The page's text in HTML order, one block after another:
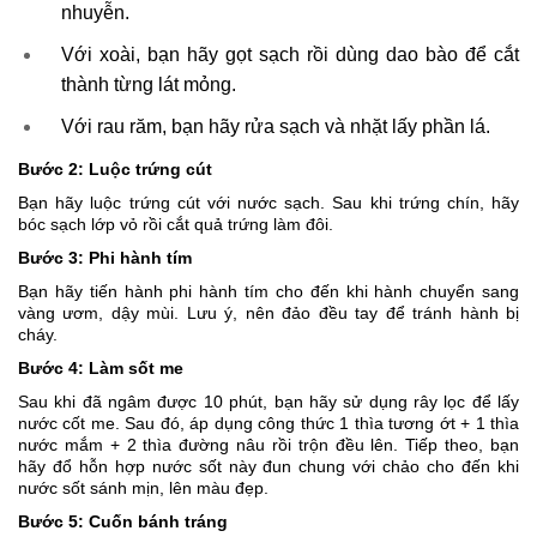
nhuyễn.
Với xoài, bạn hãy gọt sạch rồi dùng dao bào để cắt
thành từng lát mỏng.
Với rau răm, bạn hãy rửa sạch và nhặt lấy phần lá.
Bước 2: Luộc trứng cút
Bạn hãy luộc trứng cút với nước sạch. Sau khi trứng chín, hãy
bóc sạch lớp vỏ rồi cắt quả trứng làm đôi.
Bước 3: Phi hành tím
Bạn hãy tiến hành phi hành tím cho đến khi hành chuyển sang
vàng ươm, dậy mùi. Lưu ý, nên đảo đều tay để tránh hành bị
cháy.
Bước 4: Làm sốt me
Sau khi đã ngâm được 10 phút, bạn hãy sử dụng rây lọc để lấy
nước cốt me. Sau đó, áp dụng công thức 1 thìa tương ớt + 1 thìa
nước mắm + 2 thìa đường nâu rồi trộn đều lên. Tiếp theo, bạn
hãy đổ hỗn hợp nước sốt này đun chung với chảo cho đến khi
nước sốt sánh mịn, lên màu đẹp.
Bước 5: Cuốn bánh tráng